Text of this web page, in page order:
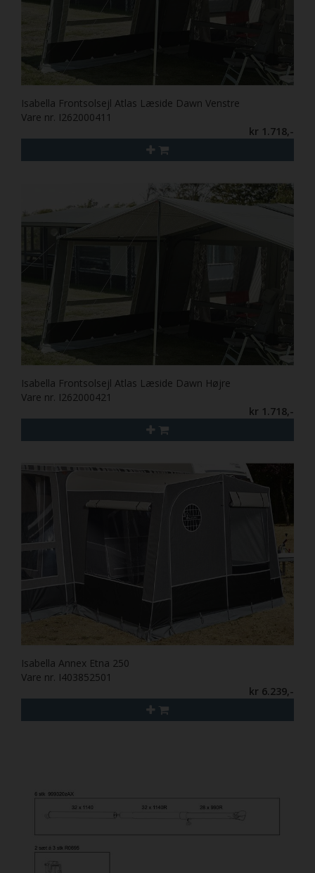
Isabella Frontsolsejl Atlas Læside Dawn Venstre
Vare nr. I262000411
kr 1.718,-
Isabella Frontsolsejl Atlas Læside Dawn Højre
Vare nr. I262000421
kr 1.718,-
Isabella Annex Etna 250
Vare nr. I403852501
kr 6.239,-